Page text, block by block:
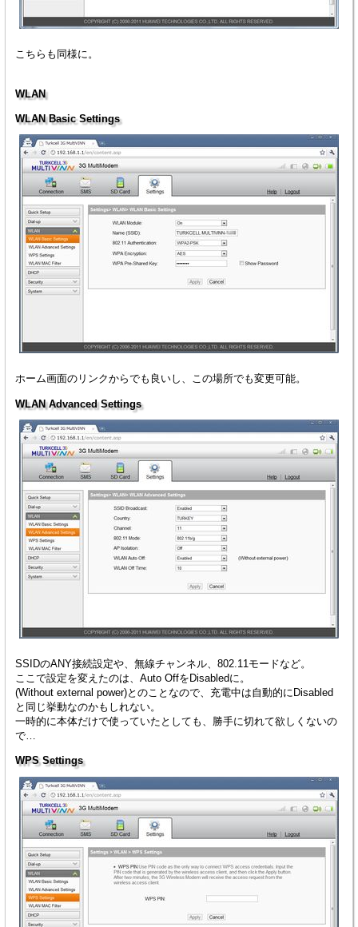
こちらも同様に。
WLAN
WLAN Basic Settings
ホーム画面のリンクからでも良いし、この場所でも変更可能。
WLAN Advanced Settings
SSIDのANY接続設定や、無線チャンネル、802.11モードなど。
ここで設定を変えたのは、Auto OffをDisabledに。
(Without external power)とのことなので、充電中は自動的にDisabled
と同じ挙動なのかもしれない。
一時的に本体だけで使っていたとしても、勝手に切れて欲しくないの
で…
WPS Settings